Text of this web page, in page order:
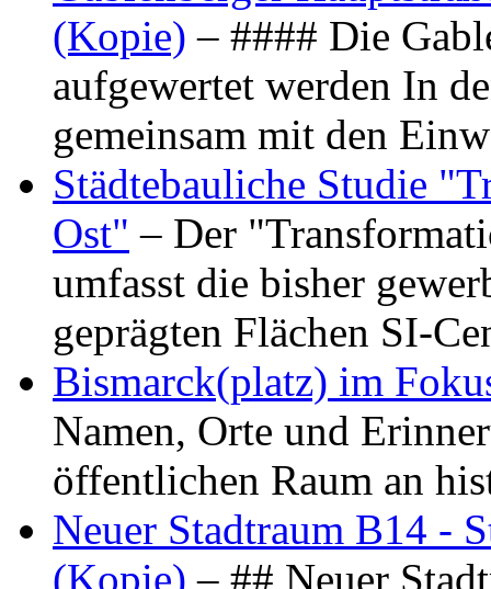
(Kopie) – #### Die
aufgewertet werden In
gemeinsam mit den
Städtebauliche Studie
Ost" – Der
umfasst die bisher
geprägten Flächen SI-
Bismarck(platz) im
Namen, Orte und
öffentlichen Raum an
Neuer Stadtraum B14 -
(Kopie) – ## Neuer